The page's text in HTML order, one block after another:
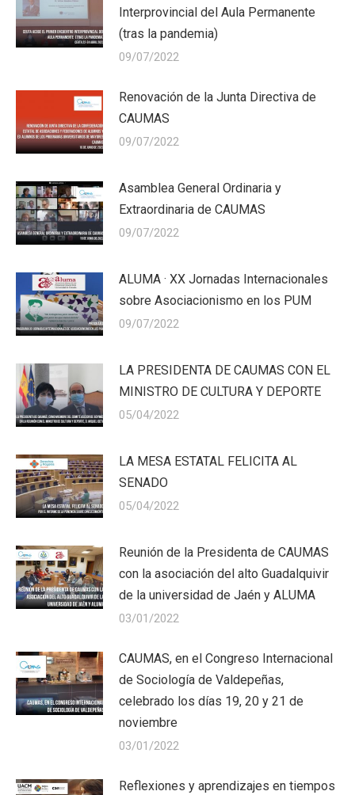
Interprovincial del Aula Permanente
(tras la pandemia)
09/07/2022
Renovación de la Junta Directiva de
CAUMAS
09/07/2022
Asamblea General Ordinaria y
Extraordinaria de CAUMAS
09/07/2022
ALUMA · XX Jornadas Internacionales
sobre Asociacionismo en los PUM
09/07/2022
LA PRESIDENTA DE CAUMAS CON EL
MINISTRO DE CULTURA Y DEPORTE
05/04/2022
LA MESA ESTATAL FELICITA AL
SENADO
05/04/2022
Reunión de la Presidenta de CAUMAS
con la asociación del alto Guadalquivir
de la universidad de Jaén y ALUMA
03/01/2022
CAUMAS, en el Congreso Internacional
de Sociología de Valdepeñas,
celebrado los días 19, 20 y 21 de
noviembre
03/01/2022
Reflexiones y aprendizajes en tiempos